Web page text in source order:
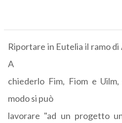
Riportare in Eutelia il ramo
A
chiederlo Fim, Fiom e
modo si può
lavorare "ad un progetto